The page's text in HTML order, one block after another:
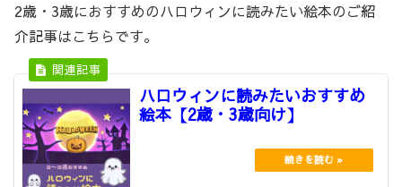
2歳・3歳におすすめのハロウィンに読みたい絵本のご紹
介記事はこちらです。
ハロウィンに読みたいおすすめ
絵本【2歳・3歳向け】